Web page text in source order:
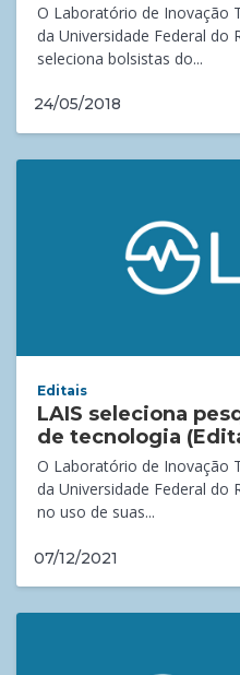
O Laboratório de Inovação
da Universidade Federal do
seleciona bolsistas do...
24/05/2018
Editais
LAIS seleciona
de tecnologia
O Laboratório de Inovação
da Universidade Federal do
no uso de suas...
07/12/2021